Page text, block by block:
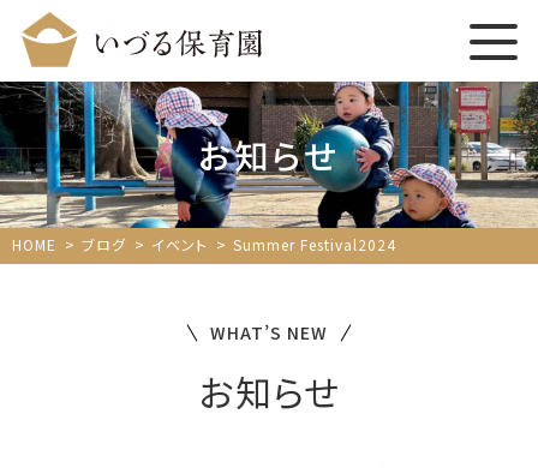
お知らせ
HOME ブログ イベント Summer Festival2024
WHAT’S NEW
お知らせ